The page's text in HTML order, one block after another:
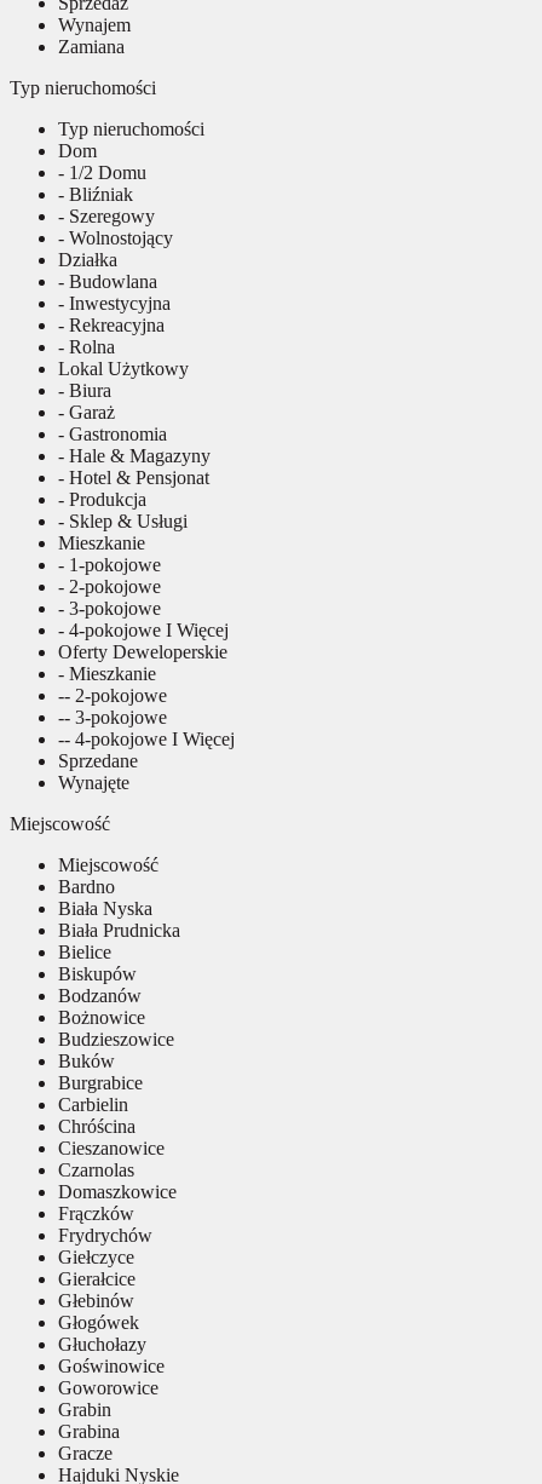
Wynajem
Zamiana
Typ nieruchomości
Typ nieruchomości
Dom
- 1/2 Domu
- Bliźniak
- Szeregowy
- Wolnostojący
Działka
- Budowlana
- Inwestycyjna
- Rekreacyjna
- Rolna
Lokal Użytkowy
- Biura
- Garaż
- Gastronomia
- Hale & Magazyny
- Hotel & Pensjonat
- Produkcja
- Sklep & Usługi
Mieszkanie
- 1-pokojowe
- 2-pokojowe
- 3-pokojowe
- 4-pokojowe I Więcej
Oferty Deweloperskie
- Mieszkanie
-- 2-pokojowe
-- 3-pokojowe
-- 4-pokojowe I Więcej
Sprzedane
Wynajęte
Miejscowość
Miejscowość
Bardno
Biała Nyska
Biała Prudnicka
Bielice
Biskupów
Bodzanów
Bożnowice
Budzieszowice
Buków
Burgrabice
Carbielin
Chróścina
Cieszanowice
Czarnolas
Domaszkowice
Frączków
Frydrychów
Giełczyce
Gierałcice
Głebinów
Głogówek
Głuchołazy
Goświnowice
Goworowice
Grabin
Grabina
Gracze
Hajduki Nyskie